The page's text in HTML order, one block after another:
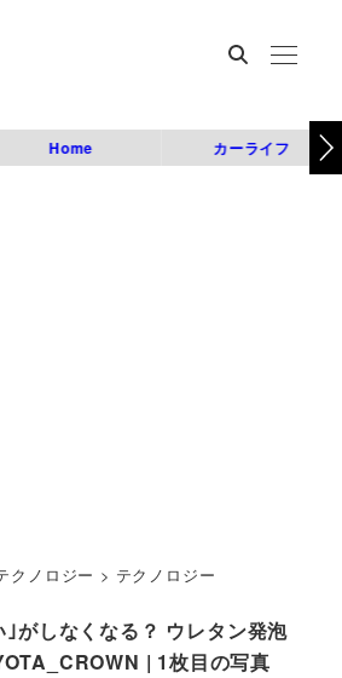
Home カーライフ
クノロジー > テクノロジー
がしなくなる？ ウレタン発泡
| 1枚目の写真